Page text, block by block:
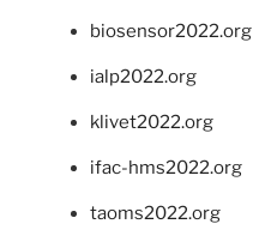
biosensor2022.org
ialp2022.org
klivet2022.org
ifac-hms2022.org
taoms2022.org